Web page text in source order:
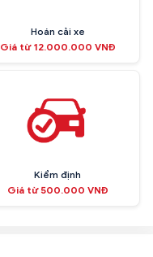
Hoán cải xe
Giá từ 12.000.000 VNĐ
Kiểm định
Giá từ 500.000 VNĐ